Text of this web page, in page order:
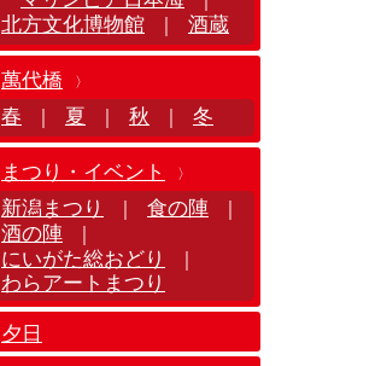
北方文化博物館 酒蔵
萬代橋
春
夏 秋 冬
まつり・イベント
新潟まつり
食の陣
酒の陣
にいがた総おどり
わらアートまつり
夕日